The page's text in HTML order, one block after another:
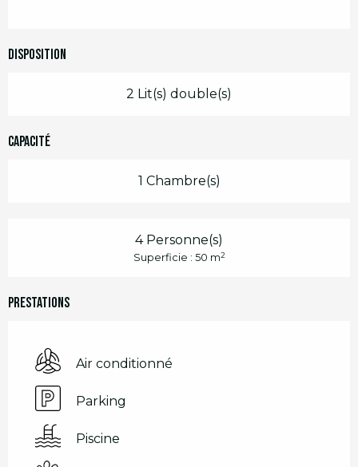
Disposition
2 Lit(s) double(s)
Capacité
1 Chambre(s)
4 Personne(s)
Superficie : 50 m2
Prestations
Air conditionné
Parking
Piscine